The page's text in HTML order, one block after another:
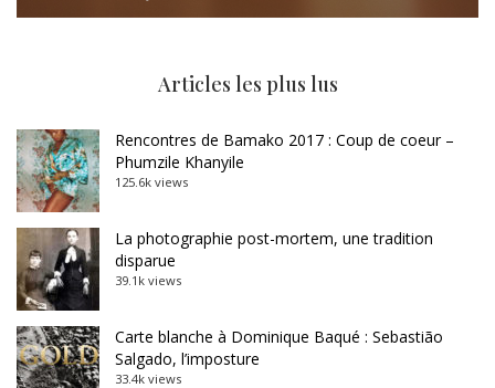
Articles les plus lus
Rencontres de Bamako 2017 : Coup de coeur –
Phumzile Khanyile
125.6k views
La photographie post-mortem, une tradition
disparue
39.1k views
Carte blanche à Dominique Baqué : Sebastião
Salgado, l’imposture
33.4k views